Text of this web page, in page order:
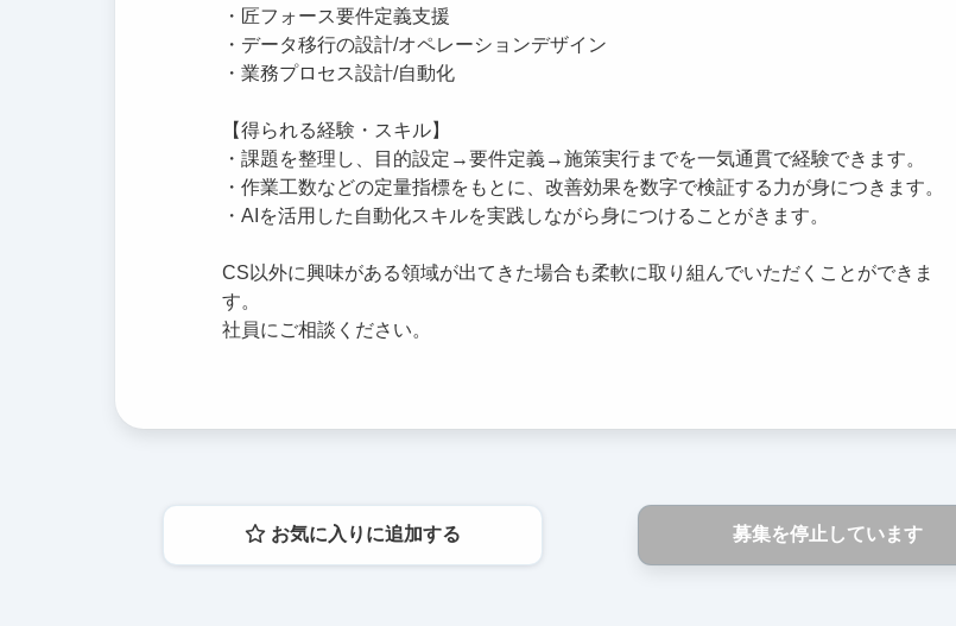
・匠フォース要件定義支援
・データ移行の設計/オペレーションデザイン
・業務プロセス設計/自動化
【得られる経験・スキル】
・課題を整理し、目的設定→要件定義→施策実行までを一気通貫で経験できます。
・作業工数などの定量指標をもとに、改善効果を数字で検証する力が身につきます。
・AIを活用した自動化スキルを実践しながら身につけることがきます。
CS以外に興味がある領域が出てきた場合も柔軟に取り組んでいただくことができま
す。
社員にご相談ください。
お気に入りに追加する 募集を停止しています